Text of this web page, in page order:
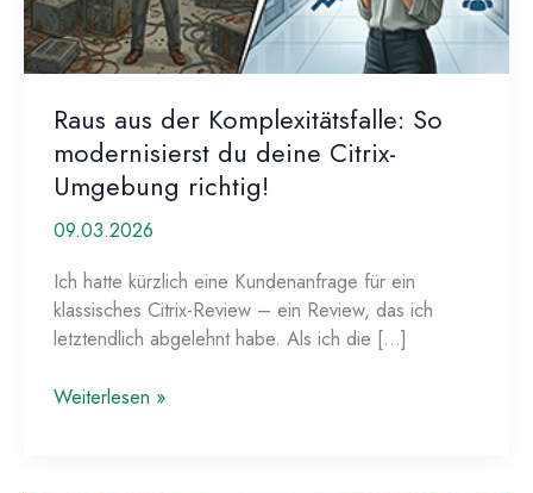
Raus aus der Komplexitätsfalle: So
modernisierst du deine Citrix-
Umgebung richtig!
09.03.2026
Ich hatte kürzlich eine Kundenanfrage für ein
klassisches Citrix-Review – ein Review, das ich
letztendlich abgelehnt habe. Als ich die […]
Raus
Weiterlesen »